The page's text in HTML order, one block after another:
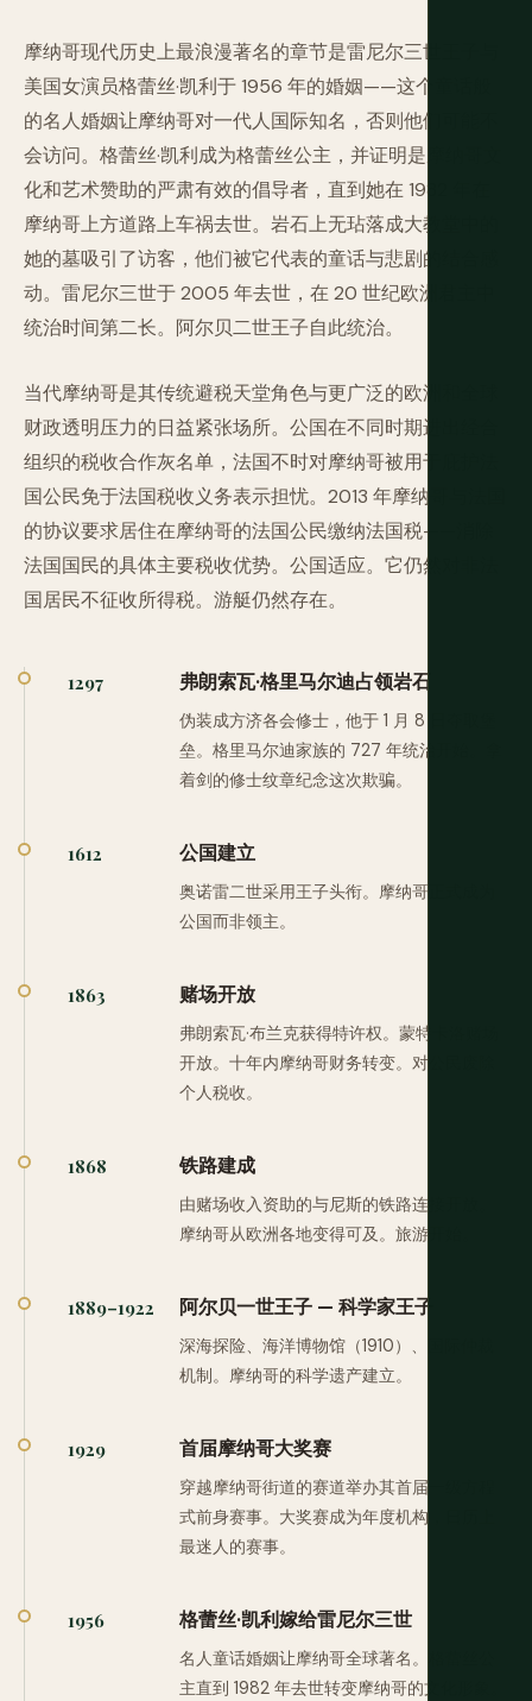
摩纳哥现代历史上最浪漫著名的章节是雷尼尔三世王子与
美国女演员格蕾丝·凯利于 1956 年的婚姻——这个童话般
的名人婚姻让摩纳哥对一代人国际知名，否则他们可能不
会访问。格蕾丝·凯利成为格蕾丝公主，并证明是摩纳哥文
化和艺术赞助的严肃有效的倡导者，直到她在 1982 年在
摩纳哥上方道路上车祸去世。岩石上无玷落成大教堂中的
她的墓吸引了访客，他们被它代表的童话与悲剧的结合感
动。雷尼尔三世于 2005 年去世，在 20 世纪欧洲君主中
统治时间第二长。阿尔贝二世王子自此统治。
当代摩纳哥是其传统避税天堂角色与更广泛的欧洲和全球
财政透明压力的日益紧张场所。公国在不同时期进出经合
组织的税收合作灰名单，法国不时对摩纳哥被用于庇护法
国公民免于法国税收义务表示担忧。2013 年摩纳哥与法国
的协议要求居住在摩纳哥的法国公民缴纳法国税——消除
法国国民的具体主要税收优势。公国适应。它仍然对非法
国居民不征收所得税。游艇仍然存在。
1297 弗朗索瓦·格里马尔迪占领岩石
伪装成方济各会修士，他于 1 月 8 日夺取堡
垒。格里马尔迪家族的 727 年统治开始。拿
着剑的修士纹章纪念这次欺骗。
1612 公国建立
奥诺雷二世采用王子头衔。摩纳哥正式成为
公国而非领主。
1863 赌场开放
弗朗索瓦·布兰克获得特许权。蒙特卡洛赌场
开放。十年内摩纳哥财务转变。对公民废除
个人税收。
1868 铁路建成
由赌场收入资助的与尼斯的铁路连接开放。
摩纳哥从欧洲各地变得可及。旅游开始。
1889–1922 阿尔贝一世王子 — 科学家王子
深海探险、海洋博物馆（1910）、国际仲裁
机制。摩纳哥的科学遗产建立。
1929 首届摩纳哥大奖赛
穿越摩纳哥街道的赛道举办其首届一级方程
式前身赛事。大奖赛成为年度机构，日历上
最迷人的赛事。
1956 格蕾丝·凯利嫁给雷尼尔三世
名人童话婚姻让摩纳哥全球著名。格蕾丝公
主直到 1982 年去世转变摩纳哥的文化形象。